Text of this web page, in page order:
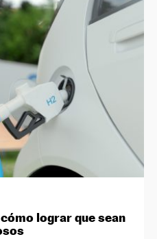
lograr que sean